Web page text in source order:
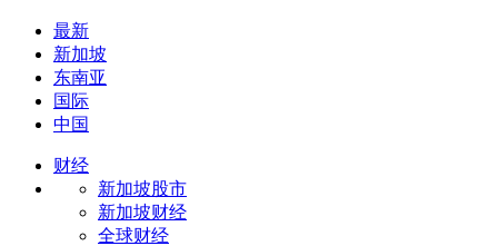
最新
新加坡
东南亚
国际
中国
财经
新加坡股市
新加坡财经
全球财经